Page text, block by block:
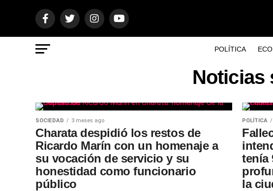
POLÍTICA
Noticias
SOCIEDAD 3 meses ago
Charata despidió los restos de
Ricardo Marín con un homenaje a
su vocación de servicio y su
honestidad como funcionario
público
POLÍTICA
tenía
la